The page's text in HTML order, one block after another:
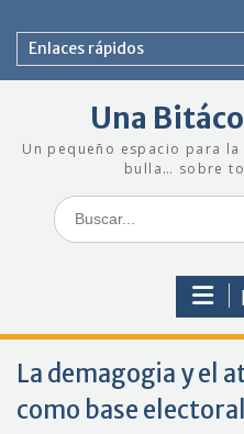
contenido
Enlaces rápidos
Una
Un pequeño espacio para
bulla… sobre
Buscar:
La demagogia y el
como base electoral